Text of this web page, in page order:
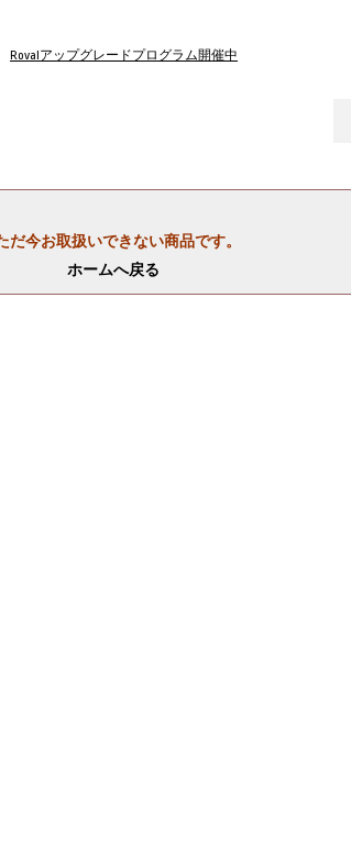
Rovalアップグレードプログラム開催中
今お取扱いできない商品です。
ホームへ戻る